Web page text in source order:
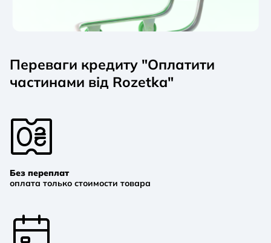
Переваги кредиту "Оплатити
частинами від Rozetka"
Без переплат
оплата только стоимости товара